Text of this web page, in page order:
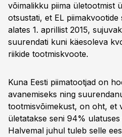
võimalikku piima ületootmist
otsustati, et EL piimakvootide
alates 1. aprillist 2015,
suurendati kuni käesoleva
riikide tootmiskvoote.
Kuna Eesti piimatootjad on
avanemiseks ning
tootmisvõimekust, on oht, et
ületatakse seni 94%
Halvemal juhul tuleb selle